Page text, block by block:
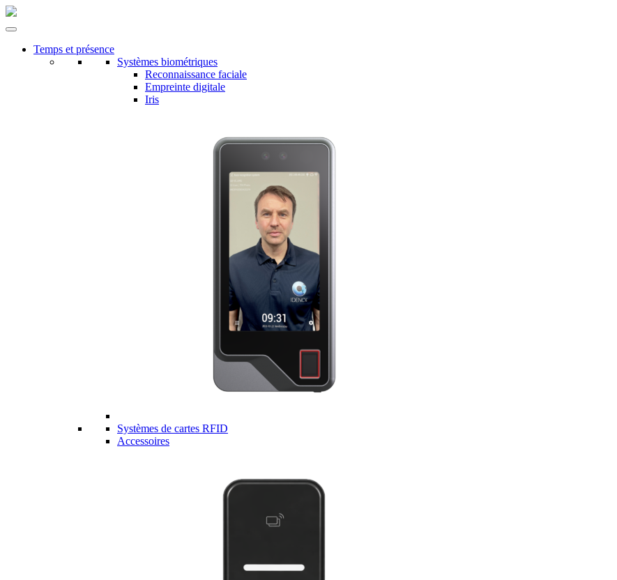
Temps et présence
Systèmes biométriques
Reconnaissance faciale
Empreinte digitale
Iris
Systèmes de cartes RFID
Accessoires